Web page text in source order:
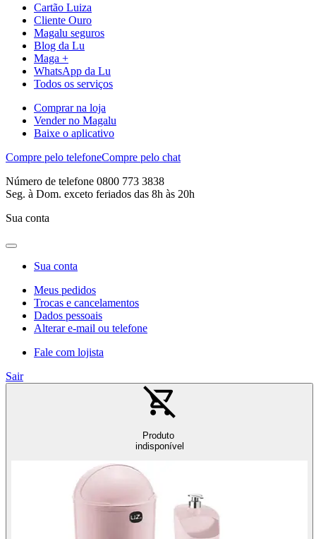
Cartão Luiza
Cliente Ouro
Magalu seguros
Blog da Lu
Maga +
WhatsApp da Lu
Todos os serviços
Comprar na loja
Vender no Magalu
Baixe o aplicativo
Compre pelo telefoneCompre pelo chat
Número de telefone 0800 773 3838
Seg. à Dom. exceto feriados das 8h às 20h
Sua conta
Sua conta
Meus pedidos
Trocas e cancelamentos
Dados pessoais
Alterar e-mail ou telefone
Fale com lojista
Sair
Produto
indisponível